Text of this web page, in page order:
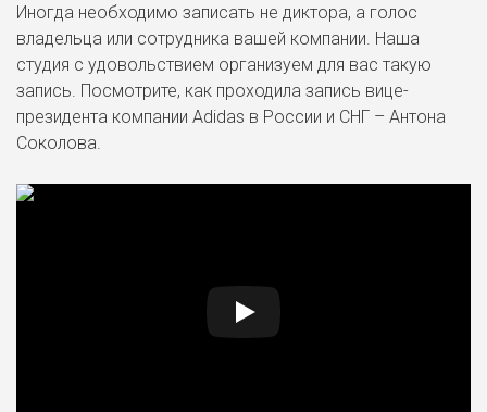
Иногда необходимо записать не диктора, а голос
владельца или сотрудника вашей компании. Наша
студия с удовольствием организуем для вас такую
запись. Посмотрите, как проходила запись вице-
президента компании Adidas в России и СНГ – Антона
Соколова.